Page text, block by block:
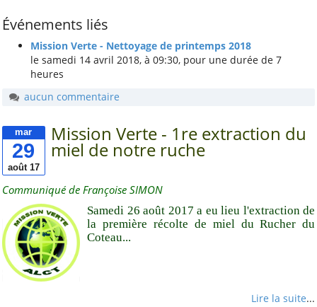
À voir aussi
Sections de l'amicale
Cap Caffino (Trail, VTT,
VTC, etc)
L'Art au Belvédère
Club de Canoë Kayak
Sur la commune
APE Marcel Canonnet-
Le site
Événements liés
Mission Verte - Nettoyage de printemps 2018
le samedi 14 avril 2018, à 09:30, pour une durée de 7
heures
aucun commentaire
mar
29
août 17
Mission Verte - 1re extraction du
miel de notre ruche
Communiqué de Françoise SIMON
Samedi 26 août 2017 a eu lieu l'extraction de
la première récolte de miel du Rucher du
Coteau...
Lire la suite...